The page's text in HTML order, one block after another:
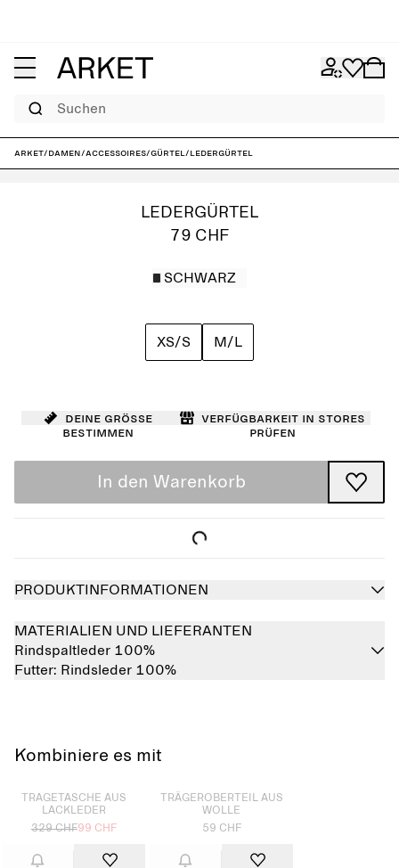
Suchen
ARKET/Damen/Accessoires/Gürtel/Ledergürtel
LEDERGÜRTEL
79 CHF
SCHWARZ
XS/S M/L
Deine Größe
bestimmen
Verfügbarkeit in Stores
prüfen
In den Warenkorb
PRODUKTINFORMATIONEN
MATERIALIEN UND LIEFERANTEN
Rindspaltleder 100%
Futter: Rindsleder 100%
Kombiniere es mit
TRAGETASCHE AUS
LACKLEDER
329 CHF99 CHF
TRÄGEROBERTEIL AUS
WOLLE
59 CHF